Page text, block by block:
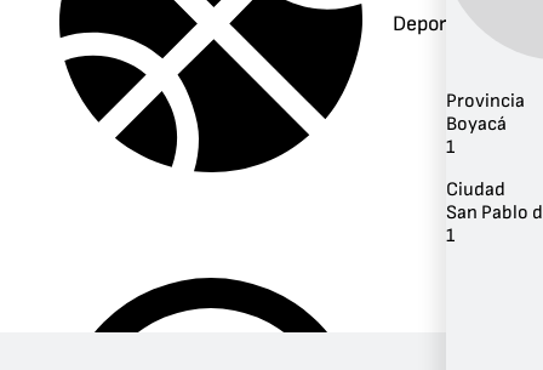
Deportes
Provincia
Boyacá
1
Ciudad
San Pablo
1